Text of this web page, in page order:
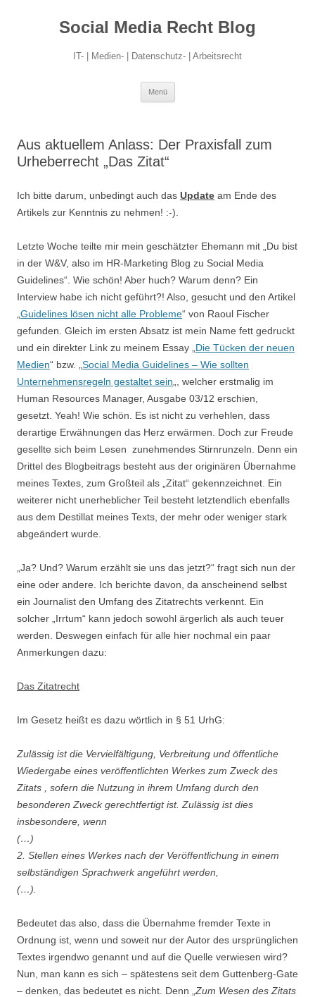
Social Media Recht Blog
IT- | Medien- | Datenschutz- | Arbeitsrecht
Menü
Aus aktuellem Anlass: Der Praxisfall zum
Urheberrecht „Das Zitat“
Ich bitte darum, unbedingt auch das Update am Ende des
Artikels zur Kenntnis zu nehmen! :-).
Letzte Woche teilte mir mein geschätzter Ehemann mit „Du bist
in der W&V, also im HR-Marketing Blog zu Social Media
Guidelines“. Wie schön! Aber huch? Warum denn? Ein
Interview habe ich nicht geführt?! Also, gesucht und den Artikel
Guidelines lösen nicht alle Probleme“ von Raoul Fischer
gefunden. Gleich im ersten Absatz ist mein Name fett gedruckt
und ein direkter Link zu meinem Essay „ Die Tücken der neuen
Medien“ bzw. „ Social Media Guidelines – Wie sollten
Unternehmensregeln gestaltet sein „, welcher erstmalig im
Human Resources Manager, Ausgabe 03/12 erschien,
gesetzt. Yeah! Wie schön. Es ist nicht zu verhehlen, dass
derartige Erwähnungen das Herz erwärmen. Doch zur Freude
gesellte sich beim Lesen zunehmendes Stirnrunzeln. Denn ein
Drittel des Blogbeitrags besteht aus der originären Übernahme
meines Textes, zum Großteil als „Zitat“ gekennzeichnet. Ein
weiterer nicht unerheblicher Teil besteht letztendlich ebenfalls
aus dem Destillat meines Texts, der mehr oder weniger stark
abgeändert wurde.
„Ja? Und? Warum erzählt sie uns das jetzt?“ fragt sich nun der
eine oder andere. Ich berichte davon, da anscheinend selbst
ein Journalist den Umfang des Zitatrechts verkennt. Ein
solcher „Irrtum“ kann jedoch sowohl ärgerlich als auch teuer
werden. Deswegen einfach für alle hier nochmal ein paar
Anmerkungen dazu:
Das Zitatrecht
Im Gesetz heißt es dazu wörtlich in § 51 UrhG:
Zulässig ist die Vervielfältigung, Verbreitung und öffentliche
Wiedergabe eines veröffentlichten Werkes zum Zweck des
Zitats , sofern die Nutzung in ihrem Umfang durch den
besonderen Zweck gerechtfertigt ist. Zulässig ist dies
insbesondere, wenn
(…)
2. Stellen eines Werkes nach der Veröffentlichung in einem
selbständigen Sprachwerk angeführt werden,
(…).
Bedeutet das also, dass die Übernahme fremder Texte in
Ordnung ist, wenn und soweit nur der Autor des ursprünglichen
Textes irgendwo genannt und auf die Quelle verwiesen wird?
Nun, man kann es sich – spätestens seit dem Guttenberg-Gate
– denken, das bedeutet es nicht. Denn „ Zum Wesen des Zitats